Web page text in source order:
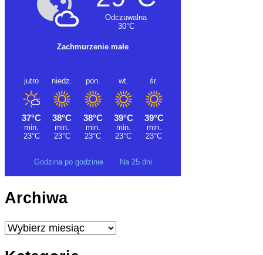
Godzina po godzinie Na 25 dni
Archiwa
Archiwa